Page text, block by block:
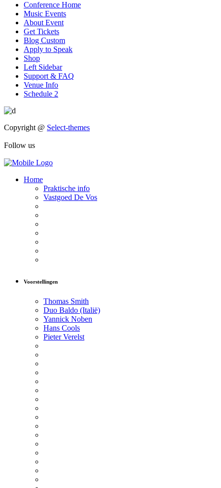
Conference Home
Music Events
About Event
Get Tickets
Blog Custom
Apply to Speak
Shop
Left Sidebar
Support & FAQ
Venue Info
Schedule 2
Copyright @ Select-themes
Follow us
Home
Praktische info
Vastgoed De Vos
Voorstellingen
Thomas Smith
Duo Baldo (Italië)
Yannick Noben
Hans Cools
Pieter Verelst